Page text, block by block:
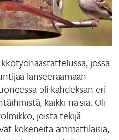
jossa
lanseeraamaan
oli kahdeksan eri
kaikki naisia. Oli
joista tekijä
kokeneita ammattilaisia,